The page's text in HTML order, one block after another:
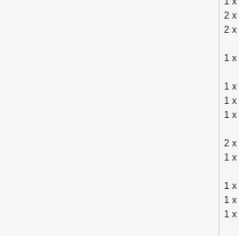
2 x
2 x
1 x
1 x
1 x
1 x
2 x
1 x
1 x
1 x
1 x